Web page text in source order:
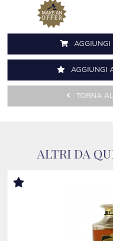
AGGIUNGI
AGGIUNGI
TORNA
ALTRI DA